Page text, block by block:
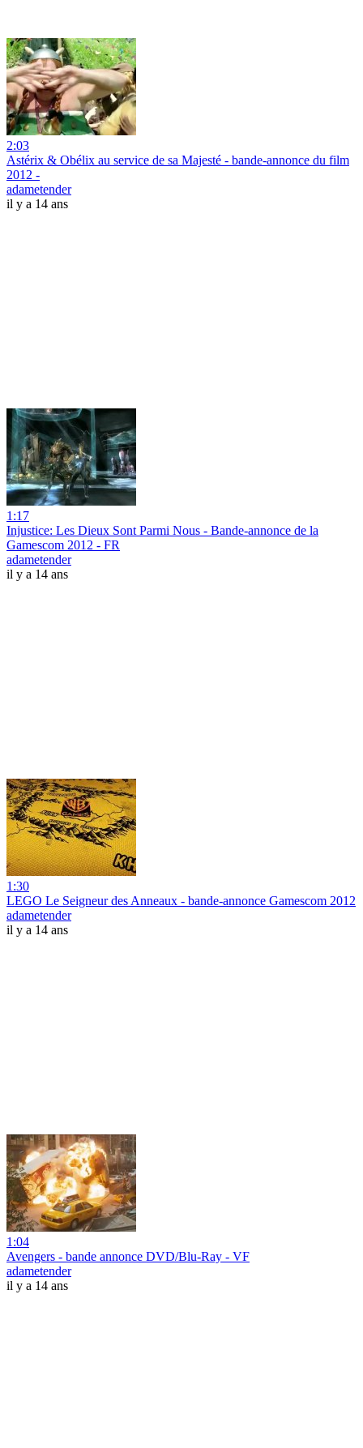
2:03
Astérix & Obélix au service de sa Majesté - bande-annonce du film
2012 -
adametender
il y a 14 ans
1:17
Injustice: Les Dieux Sont Parmi Nous - Bande-annonce de la
Gamescom 2012 - FR
adametender
il y a 14 ans
1:30
LEGO Le Seigneur des Anneaux - bande-annonce Gamescom 2012
adametender
il y a 14 ans
1:04
Avengers - bande annonce DVD/Blu-Ray - VF
adametender
il y a 14 ans